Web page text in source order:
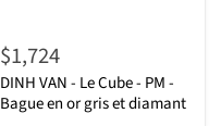
$1,724
DINH VAN - Le Cube - PM -
Bague en or gris et diamant